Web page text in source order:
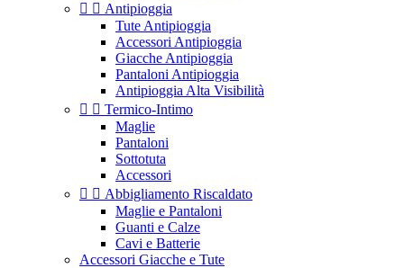
  Antipioggia
Tute Antipioggia
Accessori Antipioggia
Giacche Antipioggia
Pantaloni Antipioggia
Antipioggia Alta Visibilità
  Termico-Intimo
Maglie
Pantaloni
Sottotuta
Accessori
  Abbigliamento Riscaldato
Maglie e Pantaloni
Guanti e Calze
Cavi e Batterie
Accessori Giacche e Tute